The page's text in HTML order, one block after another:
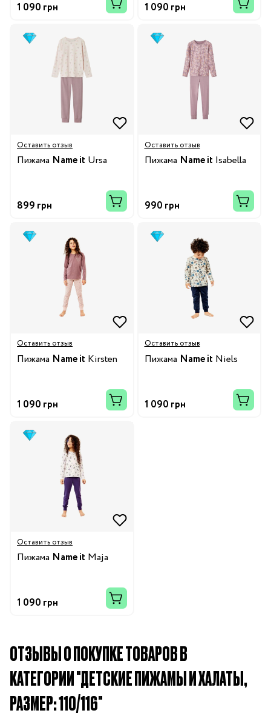
1 090 грн 1 090 грн
Оставить отзыв
Пижама Name it Ursa
899 грн
Оставить отзыв
Пижама Name it Isabella
990 грн
Оставить отзыв
Пижама Name it Kirsten
1 090 грн
Оставить отзыв
Пижама Name it Niels
1 090 грн
Оставить отзыв
Пижама Name it Maja
1 090 грн
ОТЗЫВЫ О ПОКУПКЕ ТОВАРОВ В
КАТЕГОРИИ "ДЕТСКИЕ ПИЖАМЫ И ХАЛАТЫ,
РАЗМЕР: 110/116"